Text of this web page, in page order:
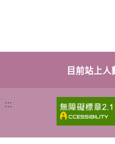
目前站上人
:::